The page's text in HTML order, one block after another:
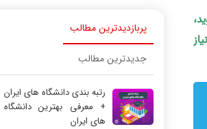
پربازدیدترین مطالب
جدیدترین مطالب
رتبه بندی دانشگاه های ایران
+ معرفی بهترین دانشگاه
های ایران